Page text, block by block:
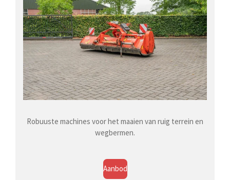
Robuuste machines voor het maaien van ruig terrein en
wegbermen.
Aanbod